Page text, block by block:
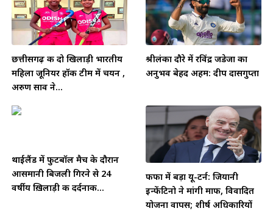
छत्तीसगढ़ की दो खिलाड़ी भारतीय
महिला जूनियर हॉकी टीम में चयन ,
अरुण साव ने...
श्रीलंका दौरे में रविंद्र जडेजा का
अनुभव बेहद अहम: दीप दासगुप्ता
थाईलैंड में फुटबॉल मैच के दौरान
आसमानी बिजली गिरने से 24
वर्षीय ख़िलाड़ी की दर्दनाक...
फीफा में बड़ा यू-टर्न: जियानी
इन्फेंटिनो ने मांगी माफी, विवादित
योजना वापस; शीर्ष अधिकारियों